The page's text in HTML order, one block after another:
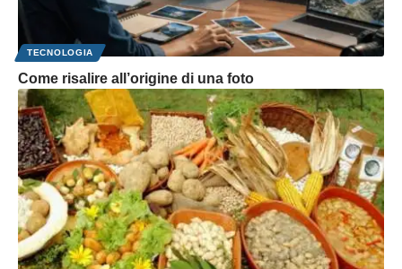
TECNOLOGIA
Come risalire all’origine di una foto